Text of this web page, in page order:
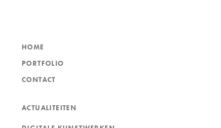
HOME
PORTFOLIO
CONTACT
ACTUALITEITEN